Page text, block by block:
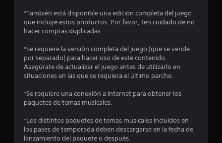
n
s
*También está disponible una edición completa del juego
que incluye estos productos. Por favor, ten cuidado de no
hacer compras duplicadas.
*Se requiere la versión completa del juego (que se vende
por separado) para hacer uso de este contenido.
Asegúrate de actualizar el juego antes de utilizarlo en
situaciones en las que se requiera el último parche.
*Se requiere una conexión a Internet para obtener los
paquetes de temas musicales.
*Los distintos paquetes de temas musicales incluidos en
los pases de temporada deben descargarse en la fecha de
lanzamiento del paquete o después.